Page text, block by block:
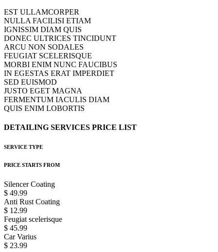
EST ULLAMCORPER
NULLA FACILISI ETIAM
IGNISSIM DIAM QUIS
DONEC ULTRICES TINCIDUNT
ARCU NON SODALES
FEUGIAT SCELERISQUE
MORBI ENIM NUNC FAUCIBUS
IN EGESTAS ERAT IMPERDIET
SED EUISMOD
JUSTO EGET MAGNA
FERMENTUM IACULIS DIAM
QUIS ENIM LOBORTIS
DETAILING SERVICES PRICE LIST
SERVICE TYPE
PRICE STARTS FROM
Silencer Coating
$ 49.99
Anti Rust Coating
$ 12.99
Feugiat scelerisque
$ 45.99
Car Varius
$ 23.99